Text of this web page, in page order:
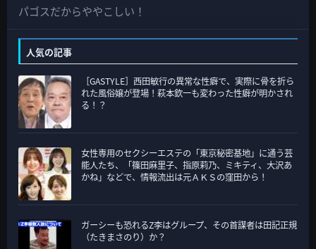
カ
リ
ー
パゴスだからややこしい！
人気の記事
［GASTYLE］西田敏行の異常な性癖で、実際に骨を折ら
れた風俗嬢が登場！萩本欽一も変わった性癖が明かされ
る！？
女性専用のセクシーエステの「東京秘密基地」に通う芸
能人たち、「篠田麻里子、指原莉乃、ミキティ、大沢あ
かね」などで、情報流出は元ＡＫＳの窪田から！
ガーシーも恐れるZ李はグループ、その首謀者は田記正規
（たきまさのり）か？